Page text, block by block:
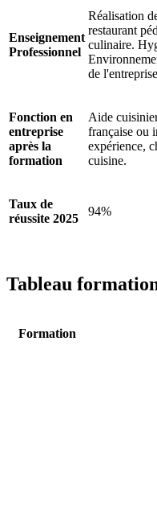
Enseignement
Professionnel
Réalisation
restaurant
culinaire.
de
Fonction en
entreprise
après la
formation
Aide
française ou
expérience,
cuisine.
Taux de
réussite 2025
94%
Tableau
Formation